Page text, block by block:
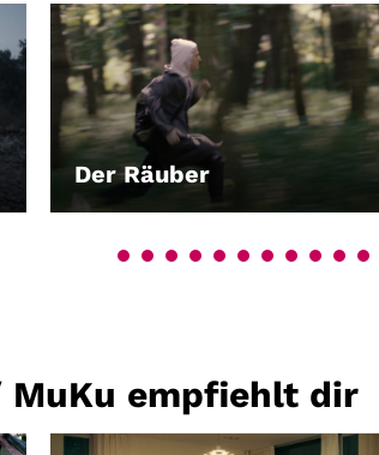
Der Räuber
LEIHEN
MuKu empfiehlt dir